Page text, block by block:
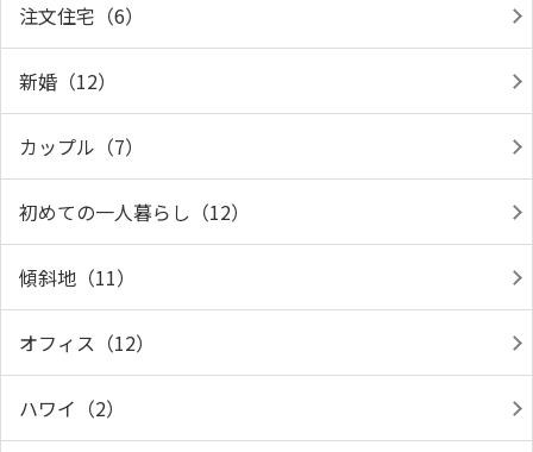
注文住宅（6）
新婚（12）
カップル（7）
初めての一人暮らし（12）
傾斜地（11）
オフィス（12）
ハワイ（2）